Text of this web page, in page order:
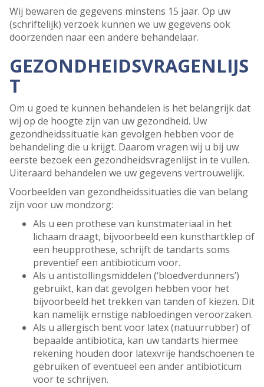
Wij bewaren de gegevens minstens 15 jaar. Op uw
(schriftelijk) verzoek kunnen we uw gegevens ook
doorzenden naar een andere behandelaar.
GEZONDHEIDSVRAGENLIJS
T
Om u goed te kunnen behandelen is het belangrijk dat
wij op de hoogte zijn van uw gezondheid. Uw
gezondheidssituatie kan gevolgen hebben voor de
behandeling die u krijgt. Daarom vragen wij u bij uw
eerste bezoek een gezondheidsvragenlijst in te vullen.
Uiteraard behandelen we uw gegevens vertrouwelijk.
Voorbeelden van gezondheidssituaties die van belang
zijn voor uw mondzorg:
Als u een prothese van kunstmateriaal in het
lichaam draagt, bijvoorbeeld een kunsthartklep of
een heupprothese, schrijft de tandarts soms
preventief een antibioticum voor.
Als u antistollingsmiddelen (‘bloedverdunners’)
gebruikt, kan dat gevolgen hebben voor het
bijvoorbeeld het trekken van tanden of kiezen. Dit
kan namelijk ernstige nabloedingen veroorzaken.
Als u allergisch bent voor latex (natuurrubber) of
bepaalde antibiotica, kan uw tandarts hiermee
rekening houden door latexvrije handschoenen te
gebruiken of eventueel een ander antibioticum
voor te schrijven.